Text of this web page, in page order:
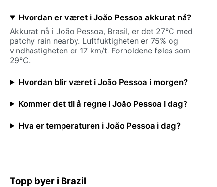
Hvordan er været i João Pessoa akkurat nå?
Akkurat nå i João Pessoa, Brasil, er det 27°C med
patchy rain nearby. Luftfuktigheten er 75% og
vindhastigheten er 17 km/t. Forholdene føles som
29°C.
Hvordan blir været i João Pessoa i morgen?
Kommer det til å regne i João Pessoa i dag?
Hva er temperaturen i João Pessoa i dag?
Topp byer i Brazil